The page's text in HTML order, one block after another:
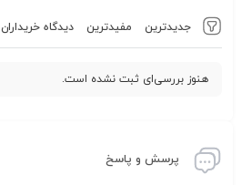
جدیدترین مفیدترین دیدگاه خریداران
هنوز بررسی‌ای ثبت نشده است.
پرسش و پاسخ